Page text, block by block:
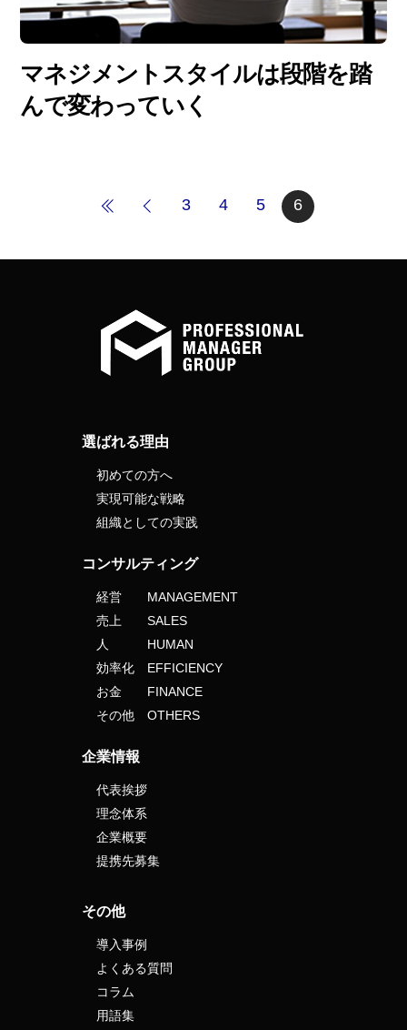
マネジメントスタイルは段階を踏
んで変わっていく
3 4 5 6
選ばれる理由
初めての方へ
実現可能な戦略
組織としての実践
コンサルティング
経営 MANAGEMENT
売上 SALES
人 HUMAN
効率化 EFFICIENCY
お金 FINANCE
その他 OTHERS
企業情報
代表挨拶
理念体系
企業概要
提携先募集
その他
導入事例
よくある質問
コラム
用語集